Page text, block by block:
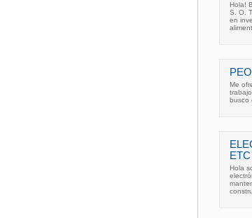
Hola!
S. O.
en
Me
busco
ETC
Hola